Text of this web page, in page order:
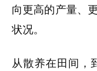
向更高的产量、
状况。
从散养在田间，